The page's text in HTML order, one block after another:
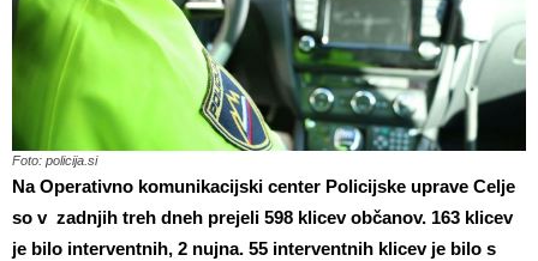
Foto: policija.si
Na Operativno komunikacijski center Policijske uprave Celje
so v zadnjih treh dneh prejeli 598 klicev občanov. 163 klicev
je bilo interventnih, 2 nujna. 55 interventnih klicev je bilo s